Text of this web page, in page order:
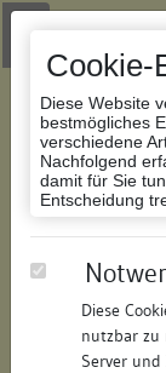
Cookie-
Diese Website
bestmögliches
verschiedene
Nachfolgend
damit für Sie
Entscheidung
Diese
nutzbar zu
Server
Zur Navigation springen
Zum Inhalt der Website
Datenbestand: